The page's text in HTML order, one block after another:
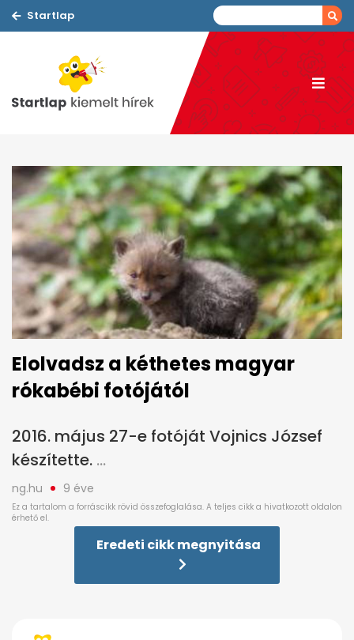
Startlap
Elolvadsz a kéthetes magyar
rókabébi fotójától
2016. május 27-e fotóját Vojnics József
készítette.
ng.hu 9 éve
Eredeti cikk megnyitása